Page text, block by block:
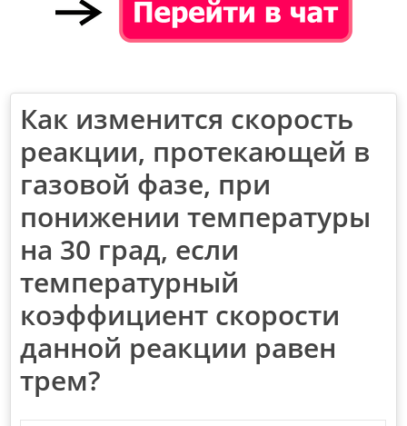
Как изменится скорость
реакции, протекающей в
газовой фазе, при
понижении температуры
на 30 град, если
температурный
коэффициент скорости
данной реакции равен
трем?